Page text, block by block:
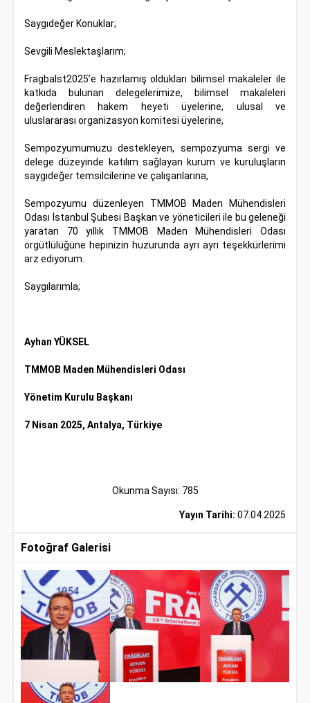
Saygıdeğer Konuklar;
Sevgili Meslektaşlarım;
Fragbalst2025’e hazırlamış oldukları bilimsel makaleler ile
katkıda bulunan delegelerimize, bilimsel makaleleri
değerlendiren hakem heyeti üyelerine, ulusal ve
uluslararası organizasyon komitesi üyelerine,
Sempozyumumuzu destekleyen, sempozyuma sergi ve
delege düzeyinde katılım sağlayan kurum ve kuruluşların
saygıdeğer temsilcilerine ve çalışanlarına,
Sempozyumu düzenleyen TMMOB Maden Mühendisleri
Odası İstanbul Şubesi Başkan ve yöneticileri ile bu geleneği
yaratan 70 yıllık TMMOB Maden Mühendisleri Odası
örgütlülüğüne hepinizin huzurunda ayrı ayrı teşekkürlerimi
arz ediyorum.
Saygılarımla;
Ayhan YÜKSEL
TMMOB Maden Mühendisleri Odası
Yönetim Kurulu Başkanı
7 Nisan 2025, Antalya, Türkiye
Okunma Sayısı: 785
Yayın Tarihi: 07.04.2025
Fotoğraf Galerisi